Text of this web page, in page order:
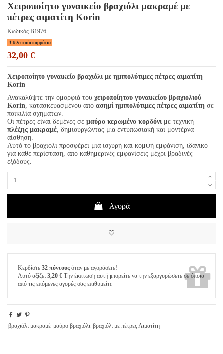
Χειροποίητο γυναικείο βραχιόλι μακραμέ με
πέτρες αιματίτη Korin
Κωδικός B1976
Τελευταία κομμάτια
32,00 €
Χειροποίητο γυναικείο βραχιόλι με ημιπολύτιμες πέτρες αιματίτη
Korin
Ανακαλύψτε την ομορφιά του χειροποίητου γυναικείου βραχιολιού
Korin, κατασκευασμένου από ασημί ημιπολύτιμες πέτρες αιματίτη σε
ποικιλία σχημάτων.
Οι πέτρες είναι δεμένες σε μαύρο κερωμένο κορδόνιμε τεχνική
πλέξης μακραμέ, δημιουργώντας μια εντυπωσιακή και μοντέρνα
αίσθηση.
Αυτό το βραχιόλι προσφέρει μια ισχυρή και κομψή εμφάνιση, ιδανικό
για κάθε περίσταση, από καθημερινές εμφανίσεις μέχρι βραδινές
εξόδους.
Αγορά
Κερδίστε 32 πόντους όταν με αγοράσετε!
Αυτό αξίζει 3,20 € Την έκπτωση αυτή μπορείτε να την εξαργυρώσετε σε όποια
από τις επόμενες αγορές σας επιθυμείτε
βραχιόλι μακραμέ μαύρο βραχιόλι βραχιόλι με πέτρες Αιματίτη